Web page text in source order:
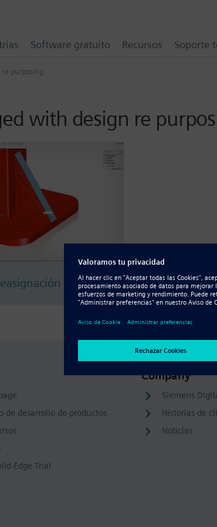
re purposing
with design re
del diseño
de desarrollo de productos
Edge Trial
Company
Siemens
Historias de
Noticias
Software gratuito Recursos Soporte